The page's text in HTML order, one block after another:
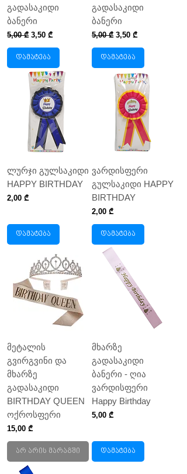
გადასაკიდი
ბანერი
Regular Price
5,00 ₾ Sale Price
3,50 ₾
დამატება
გადასაკიდი
ბანერი
Regular Price
5,00 ₾ Sale Price
3,50 ₾
დამატება
ლურჯი გულსაკიდი
HAPPY BIRTHDAY
Price
2,00 ₾
დამატება
ვარდისფერი
გულსაკიდი HAPPY
BIRTHDAY
Price
2,00 ₾
დამატება
მეტალის
გვირგვინი და
მხარზე
გადასაკიდი
BIRTHDAY QUEEN
ოქროსფერი
Price
15,00 ₾
არ არის მარაგში
მხარზე
გადასაკიდი
ბანერი - ღია
ვარდისფერი
Happy Birthday
Price
5,00 ₾
დამატება